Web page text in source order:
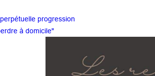
progression
à domicile"